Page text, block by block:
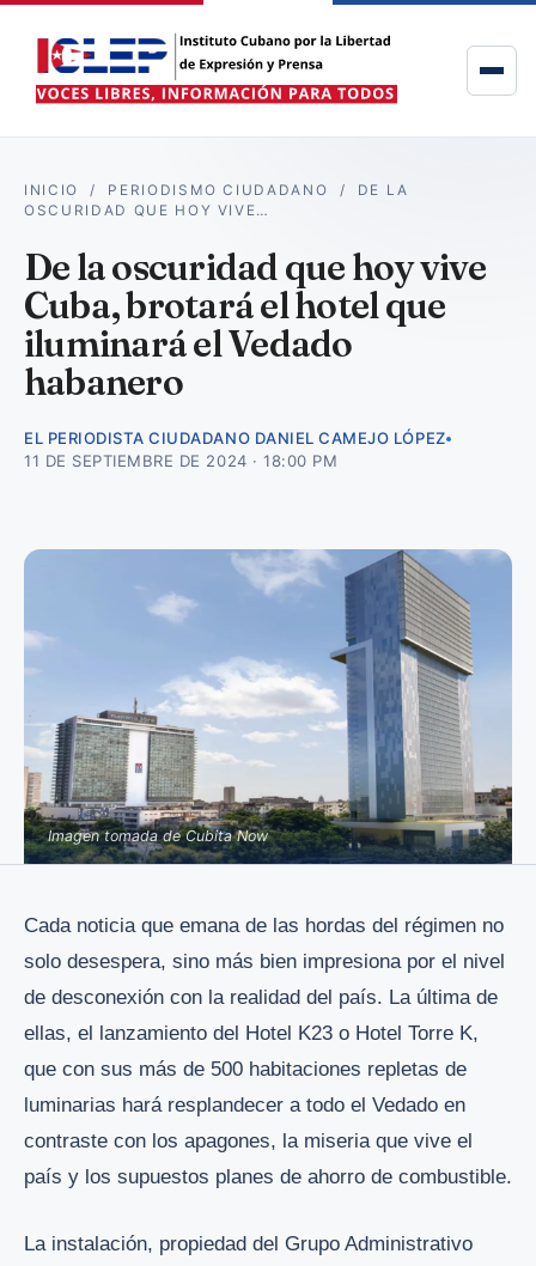
INICIO / PERIODISMO CIUDADANO / DE LA
OSCURIDAD QUE HOY VIVE…
De la oscuridad que hoy vive
Cuba, brotará el hotel que
iluminará el Vedado
habanero
EL PERIODISTA CIUDADANO DANIEL CAMEJO LÓPEZ
11 DE SEPTIEMBRE DE 2024 · 18:00 PM
Imagen tomada de Cubita Now
Cada noticia que emana de las hordas del régimen no
solo desespera, sino más bien impresiona por el nivel
de desconexión con la realidad del país. La última de
ellas, el lanzamiento del Hotel K23 o Hotel Torre K,
que con sus más de 500 habitaciones repletas de
luminarias hará resplandecer a todo el Vedado en
contraste con los apagones, la miseria que vive el
país y los supuestos planes de ahorro de combustible.
La instalación, propiedad del Grupo Administrativo